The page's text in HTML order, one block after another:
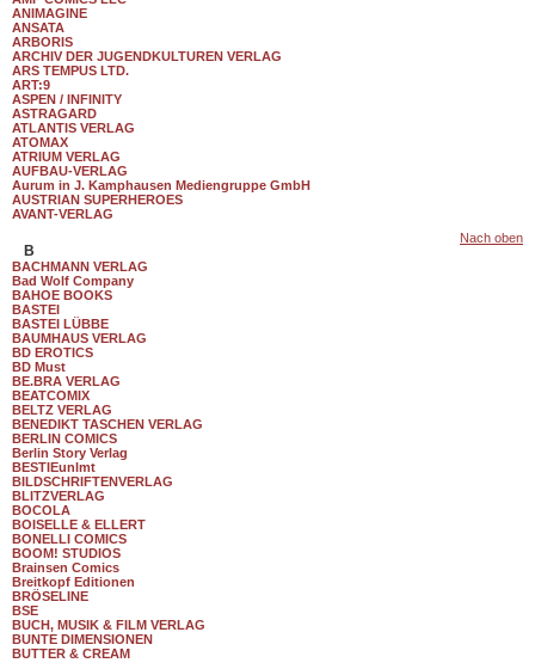
ANIMAGINE
ANSATA
ARBORIS
ARCHIV DER JUGENDKULTUREN VERLAG
ARS TEMPUS LTD.
ART:9
ASPEN / INFINITY
ASTRAGARD
ATLANTIS VERLAG
ATOMAX
ATRIUM VERLAG
AUFBAU-VERLAG
Aurum in J. Kamphausen Mediengruppe GmbH
AUSTRIAN SUPERHEROES
AVANT-VERLAG
Nach oben
B
BACHMANN VERLAG
Bad Wolf Company
BAHOE BOOKS
BASTEI
BASTEI LÜBBE
BAUMHAUS VERLAG
BD EROTICS
BD Must
BE.BRA VERLAG
BEATCOMIX
BELTZ VERLAG
BENEDIKT TASCHEN VERLAG
BERLIN COMICS
Berlin Story Verlag
BESTIEunlmt
BILDSCHRIFTENVERLAG
BLITZVERLAG
BOCOLA
BOISELLE & ELLERT
BONELLI COMICS
BOOM! STUDIOS
Brainsen Comics
Breitkopf Editionen
BRÖSELINE
BSE
BUCH, MUSIK & FILM VERLAG
BUNTE DIMENSIONEN
BUTTER & CREAM